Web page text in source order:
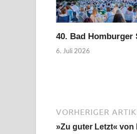
40. Bad Homburger
6. Juli 2026
VORHERIGER
»Zu guter Letzt« von